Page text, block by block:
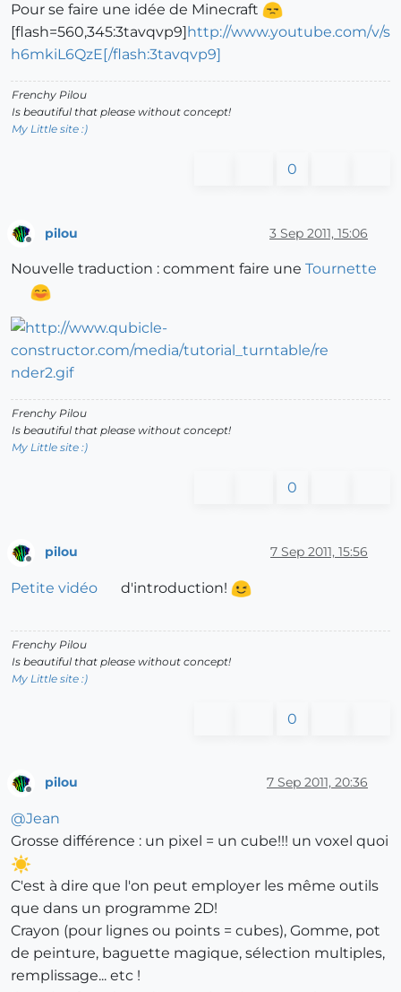
Pour se faire une idée de Minecraft
[flash=560,345:3tavqvp9]http://www.youtube.com/v/s
h6mkiL6QzE[/flash:3tavqvp9]
Frenchy Pilou
Is beautiful that please without concept!
My Little site :)
0
pilou 3 Sep 2011, 15:06
Nouvelle traduction : comment faire une Tournette
Frenchy Pilou
Is beautiful that please without concept!
My Little site :)
0
Offline
pilou 7 Sep 2011, 15:56
Petite vidéo d'introduction!
Frenchy Pilou
Is beautiful that please without concept!
My Little site :)
0
pilou 7 Sep 2011, 20:36
@Jean
Grosse différence : un pixel = un cube!!! un voxel quoi
C'est à dire que l'on peut employer les même outils
que dans un programme 2D!
Crayon (pour lignes ou points = cubes), Gomme, pot
de peinture, baguette magique, sélection multiples,
remplissage... etc !